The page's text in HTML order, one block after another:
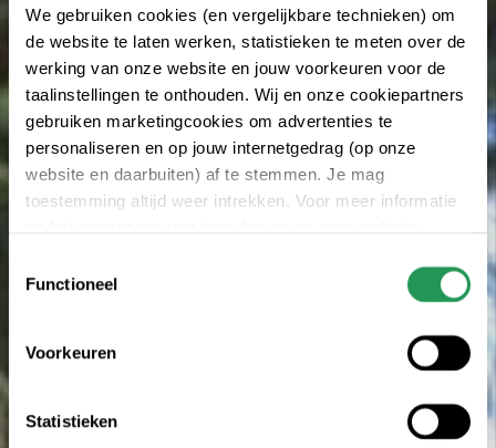
We gebruiken cookies (en vergelijkbare technieken) om
de website te laten werken, statistieken te meten over de
werking van onze website en jouw voorkeuren voor de
taalinstellingen te onthouden. Wij en onze cookiepartners
gebruiken marketingcookies om advertenties te
personaliseren en op jouw internetgedrag (op onze
website en daarbuiten) af te stemmen. Je mag
toestemming altijd weer intrekken. Voor meer informatie
Functioneel
Voorkeuren
Statistieken